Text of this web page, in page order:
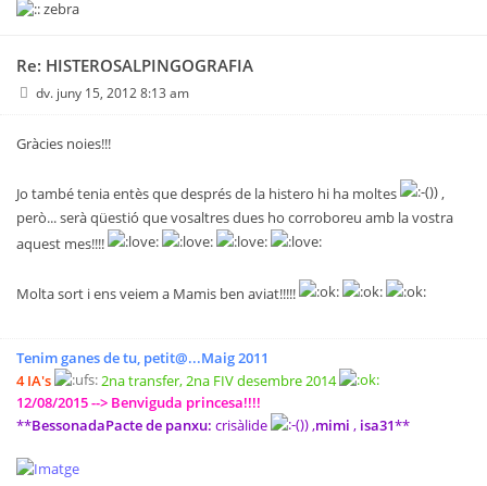
Re: HISTEROSALPINGOGRAFIA
dv. juny 15, 2012 8:13 am
Gràcies noies!!!
Jo també tenia entès que després de la histero hi ha moltes
,
però... serà qüestió que vosaltres dues ho corroboreu amb la vostra
aquest mes!!!!
Molta sort i ens veiem a Mamis ben aviat!!!!!
Tenim ganes de tu, petit@...Maig 2011
4 IA's
2na transfer, 2na FIV desembre 2014
12/08/2015 --> Benviguda princesa!!!!
**BessonadaPacte de panxu: crisàlide ,mimi , isa31**